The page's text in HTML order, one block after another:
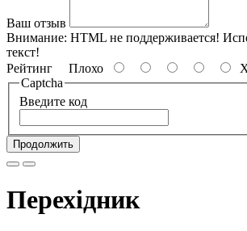
Ваш отзыв
Внимание: HTML не поддерживается!
текст!
Рейтинг Плохо
Captcha
Введите код
Продолжить
Перехідник